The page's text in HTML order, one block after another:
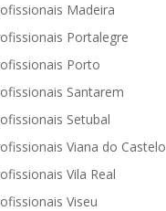
Madeira
Portalegre
Porto
Santarem
Setubal
Viana do Castelo
Vila Real
Viseu